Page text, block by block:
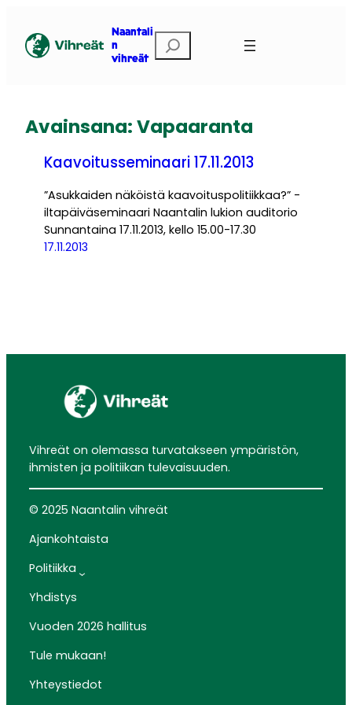
sisältöön
Naantali
n
vihreät
Etsi
Avainsana:Vapaaranta
Kaavoitusseminaari 17.11.2013
”Asukkaiden näköistä kaavoituspolitiikkaa?” -
iltapäiväseminaari Naantalin lukion auditorio
Sunnantaina 17.11.2013, kello 15.00-17.30
17.11.2013
Vihreät on olemassa turvatakseen ympäristön,
ihmisten ja politiikan tulevaisuuden.
© 2025 Naantalin vihreät
Ajankohtaista
Politiikka
Yhdistys
Vuoden 2026 hallitus
Tule mukaan!
Yhteystiedot